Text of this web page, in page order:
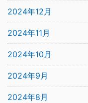
2024年12月
2024年11月
2024年10月
2024年9月
2024年8月